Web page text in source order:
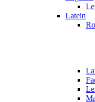
Latein